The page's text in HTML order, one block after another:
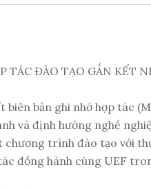
ĐÀO TẠO GẮN KẾT
bản ghi nhớ hợp tác
và định hướng nghề
trình đào tạo với
đồng hành cùng UEF